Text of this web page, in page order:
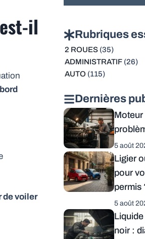
il
de voiler
Rubriques
2 ROUES(35)
ADMINISTRATIF(26)
AUTO (115)
Dernières
Moteur
5 août
Ligier
pour
permis
5 août
noir :